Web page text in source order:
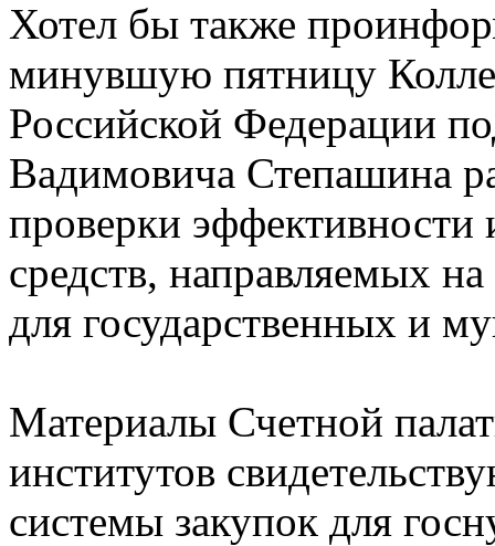
Хотел бы также
минувшую пятницу
Российской Федерации
Вадимовича Степашина
проверки
средств, направляемых
для государственных и
Материалы Счетной
институтов
системы закупок для